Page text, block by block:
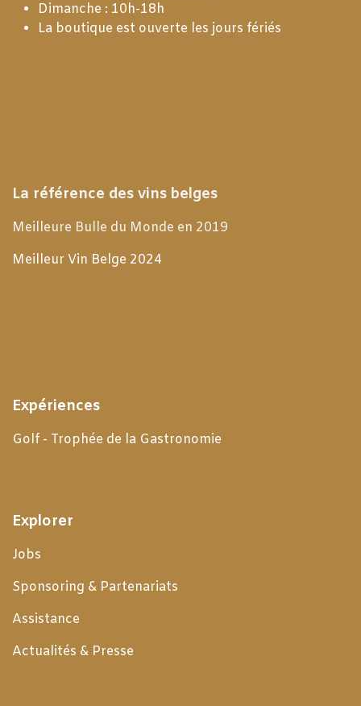
Dimanche : 10h-18h
La boutique est ouverte les jours fériés
La référence des vins belges
Meilleure Bulle du Monde en 2019
Meilleur Vin Belge 2024
Expériences
Golf - Trophée de la Gastronomie
Explorer
Jobs
Sponsoring & Partenariats
Assistance
Actualités & Presse